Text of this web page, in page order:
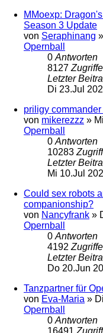
MMoexp:
Season 3 Update
von Seraphinang »
Opernball
0 Antworten
8127 Zugriffe
Letzter
Di 23.Jul
priligy
von mikerezzz »
Opernball
0 Antworten
10283
Letzter
Mi 10.Jul
Could sex robots
companionship?
von Nancyfrank »
Opernball
0 Antworten
4192 Zugriffe
Letzter
Do 20.Jun
Tanzpartner für
von Eva-Maria »
Opernball
0 Antworten
16491